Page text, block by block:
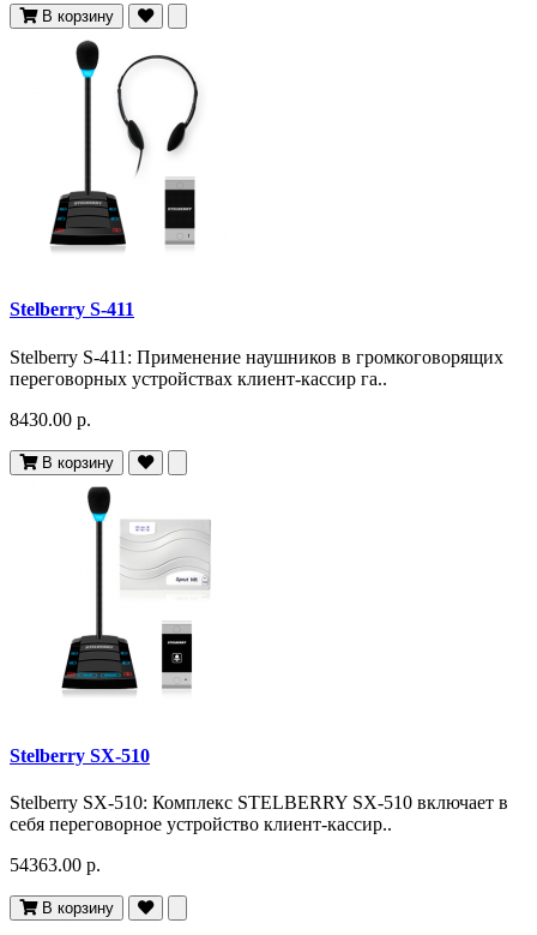
В корзину
Stelberry S-411
Stelberry S-411: Применение наушников в громкоговорящих
переговорных устройствах клиент-кассир га..
8430.00 р.
В корзину
Stelberry SX-510
Stelberry SX-510: Комплекс STELBERRY SX-510 включает в
себя переговорное устройство клиент-кассир..
54363.00 р.
В корзину